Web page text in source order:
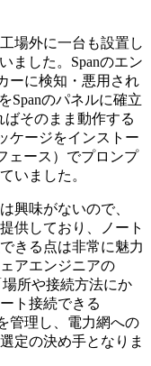
場外に一台も設置し
ました。Spanのエン
ーに検知・悪用され
Spanのパネルに確立
そのまま動作する
ケージをインストー
ェース）でプロンプ
いました。
興味がないので、
供しており、ノート
きる点は非常に魅力
アエンジニアの
場所や接続方法にか
ト接続できる
管理し、電力網への
定の決め手となりま